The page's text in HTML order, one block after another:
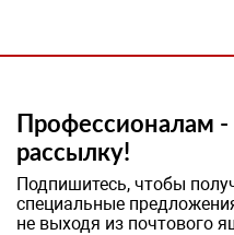
Профессионалам
рассылку!
Подпишитесь, чтобы
специальные
не выходя из почтового